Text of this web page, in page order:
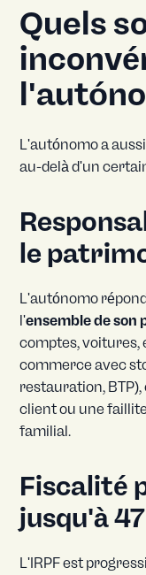
Quels
L'autónomo a
au-delà d'un
le
L'autónomo
l'ensemble de
comptes, voitures,
commerce avec
restauration,
client ou une
familial.
Fiscalité
jusqu'à
L'IRPF est